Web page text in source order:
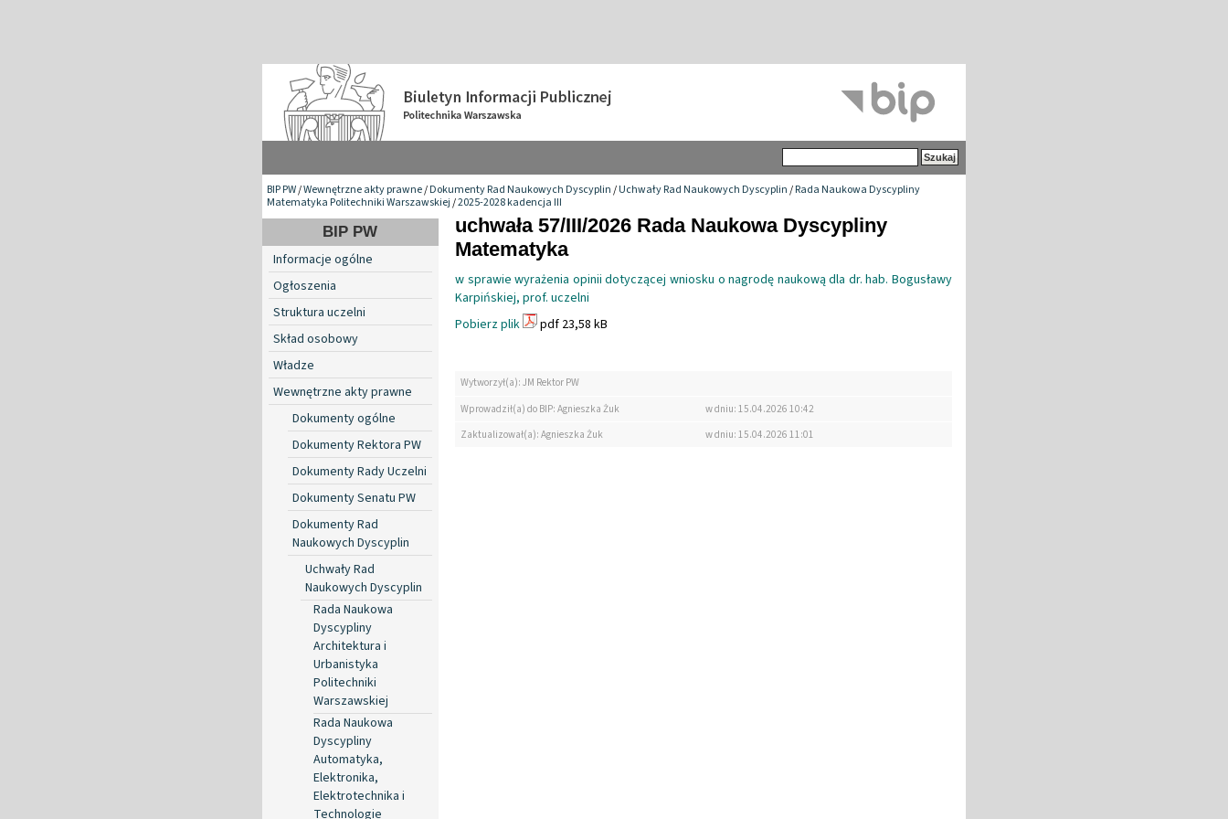
BIP PW/Wewnętrzne akty prawne/Dokumenty Rad Naukowych Dyscyplin/Uchwały Rad Naukowych Dyscyplin/Rada Naukowa Dyscypliny
Matematyka Politechniki Warszawskiej/2025-2028 kadencja III
BIP PW
Informacje ogólne
Ogłoszenia
Struktura uczelni
Skład osobowy
Władze
Wewnętrzne akty prawne
Dokumenty ogólne
Dokumenty Rektora PW
Dokumenty Rady Uczelni
Dokumenty Senatu PW
Dokumenty Rad
Naukowych Dyscyplin
Uchwały Rad
Naukowych Dyscyplin
Rada Naukowa
Dyscypliny
Architektura i
Urbanistyka
Politechniki
Warszawskiej
Rada Naukowa
Dyscypliny
Automatyka,
Elektronika,
Elektrotechnika i
Technologie
uchwała 57/III/2026 Rada Naukowa Dyscypliny
Matematyka
w sprawie wyrażenia opinii dotyczącej wniosku o nagrodę naukową dla dr. hab. Bogusławy
Karpińskiej, prof. uczelni
Pobierz plik
pdf 23,58 kB
Wytworzył(a): JM Rektor PW
Wprowadził(a) do BIP: Agnieszka Żuk
w dniu: 15.04.2026 10:42
Zaktualizował(a): Agnieszka Żuk
w dniu: 15.04.2026 11:01